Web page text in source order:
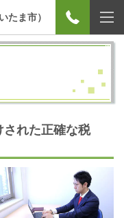
たま市）
された正確な税